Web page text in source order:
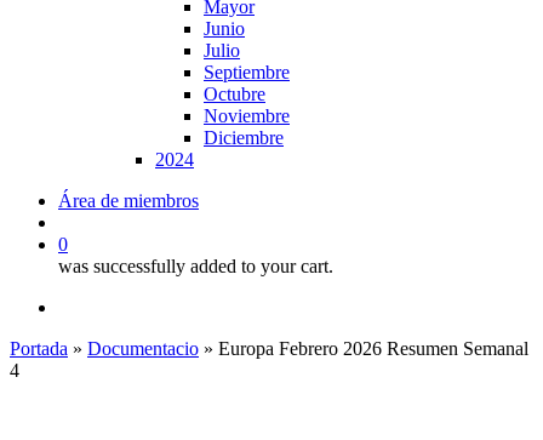
Mayor
Junio
Julio
Septiembre
Octubre
Noviembre
Diciembre
2024
Área de miembros
0
was successfully added to your cart.
Portada » Documentacio » Europa Febrero 2026 Resumen Semanal
4